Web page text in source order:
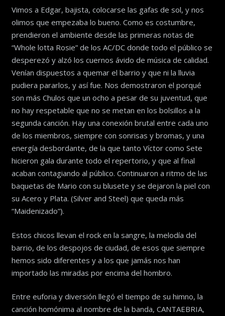
Vimos a Edgar, bajista, colocarse las gafas de sol, y nos
olimos que empezaba lo bueno. Como es costumbre,
prendieron el ambiente desde las primeras notas de
“Whole lotta Rosie” de los AC/DC donde todo el público se
desperezó y alzó los cuernos ávido de música de calidad.
Venían dispuestos a quemar el barrio y que ni la lluvia
pudiera pararlos, y así fue. Nos demostraron el porqué
son más Chulos que un ocho a pesar de su juventud, que
no hay respetable que no se metan en los bolsillos a la
segunda canción. Hay una conexión brutal entre cada uno
de los miembros, siempre con sonrisas y bromas, y una
energía desbordante, de la que tanto Víctor como Sete
hicieron gala durante todo el repertorio, y que al final
acaban contagiando al público. Continuaron a ritmo de las
baquetas de Mario con su blusete y se dejaron la piel con
su Acero y Plata. (Silver and Steel) que queda más
“Maidenizado”).
Estos chicos llevan el rock en la sangre, la melodía del
barrio, de los despojos de ciudad, de esos que siempre
hemos sido diferentes y a los que jamás nos han
importado las miradas por encima del hombro.
Entre euforia y diversión llegó el tiempo de su himno, la
canción homónima al nombre de la banda, CANTAEBRIA,